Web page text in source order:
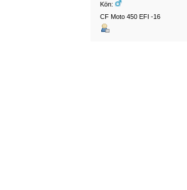
Kön:
CF Moto 450 EFI -16